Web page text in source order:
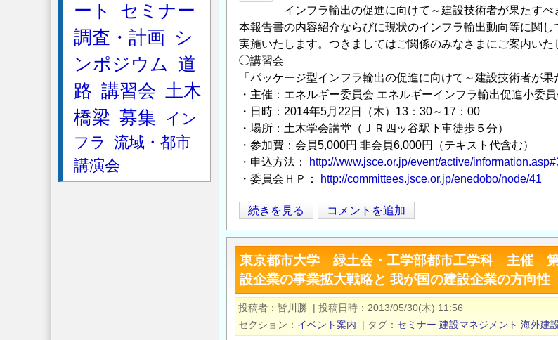
の
高
速
鉄
道、
そ
の
リ
ア
ル
と
未
来
図
―
現
場
か
インフラ輸出の促進に向けて～建設技術者が果たすべ
本報告書の内容紹介ならびに現状のインフラ輸出動向等に関
実施いたします。つきましてはご関係のみなさまにご案内いた
◯講習会
「パッケージ型インフラ輸出の促進に向けて～建設技術者が果
・主催：エネルギー委員会 エネルギーインフラ輸出促進小委
・日時：2014年5月22日（木）13：30～17：00
・場所：土木学会講堂（ＪＲ四ッ谷駅下車徒歩５分）
・参加費：会員5,000円 非会員6,000円（テキスト代含む）
・申込方法：
http://www.jsce.or.jp/event/active/
・委員会ＨＰ：
http://committees.jsce.or.jp/enedobo/node/41
2014
年
5
月
22
日
（木）
開
続きを見る コメントを追加
東京都市大学 緑土会・工学部都市工学科 主催
設企業の事業拡大戦略と 我が国の建設企業の方向
投稿者 皆川勝 | 投稿日時
2013/05/30(木) 11:56
セクション
イベント案内 | タグ セミナー 建設マネジメント 海外建
ート
セミナー
調査・計画
シ
ンポジウム 道
路 講習会 土木
橋梁 募集
イン
フラ
流域・都市
講演会